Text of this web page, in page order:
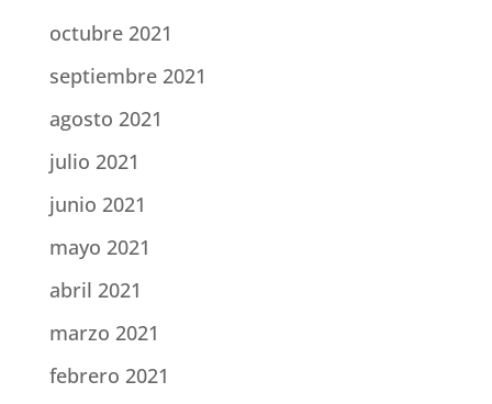
octubre 2021
septiembre 2021
agosto 2021
julio 2021
junio 2021
mayo 2021
abril 2021
marzo 2021
febrero 2021